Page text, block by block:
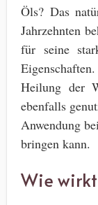
Öls? Das
Jahrzehnten
für seine
Heilung der
ebenfalls
Anwendung
bringen kann.
Wie